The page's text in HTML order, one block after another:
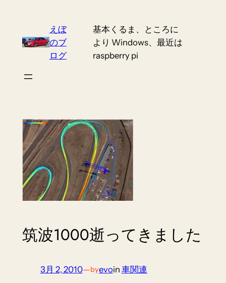
content
えぼ
のブ
ログ
基本くるま、ところに
より Windows、最近は
raspberry pi
筑波1000逝ってきました
3月 2, 2010—byevoin 車関連